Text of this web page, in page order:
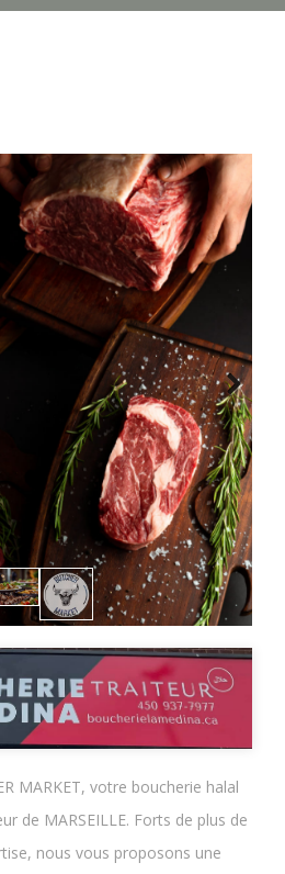
Next
MARKET, votre boucherie halal
de MARSEILLE. Forts de plus de
nous vous proposons une